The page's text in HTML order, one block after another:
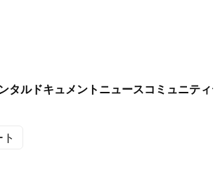
タルドキュメント ニュースコミュニティ